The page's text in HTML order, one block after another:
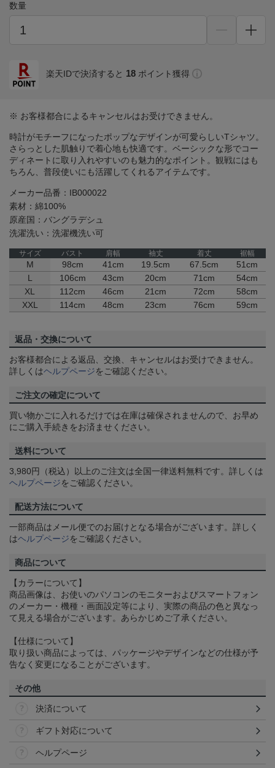
数量
楽天IDで決済すると 18 ポイント獲得
※ お客様都合によるキャンセルはお受けできません。
時計がモチーフになったポップなデザインが可愛らしいTシャツ。
さらっとした肌触りで着心地も快適です。ベーシックな形でコー
ディネートに取り入れやすいのも魅力的なポイント。観戦にはも
ちろん、普段使いにも活躍してくれるアイテムです。
メーカー品番：IB000022
素材：綿100%
原産国：バングラデシュ
洗濯洗い：洗濯機洗い可
サイズ バスト 肩幅 袖丈 着丈 裾幅
M 98cm 41cm 19.5cm 67.5cm
51cm
L
106cm 43cm 20cm 71cm
54cm
XL
112cm 46cm 21cm 72cm
58cm
XXL
114cm 48cm 23cm 76cm 59cm
返品・交換について
お客様都合による返品、交換、キャンセルはお受けできません。
詳しくはヘルプページをご確認ください。
ご注文の確定について
買い物かごに入れるだけでは在庫は確保されませんので、お早め
にご購入手続きをお済ませください。
送料について
3,980円（税込）以上のご注文は全国一律送料無料です。詳しくは
ヘルプページをご確認ください。
配送方法について
一部商品はメール便でのお届けとなる場合がございます。詳しく
はヘルプページをご確認ください。
商品について
【カラーについて】
商品画像は、お使いのパソコンのモニターおよびスマートフォン
のメーカー・機種・画面設定等により、実際の商品の色と異なっ
て見える場合がございます。あらかじめご了承ください。
【仕様について】
取り扱い商品によっては、パッケージやデザインなどの仕様が予
告なく変更になることがございます。
その他
決済について
ギフト対応について
ヘルプページ